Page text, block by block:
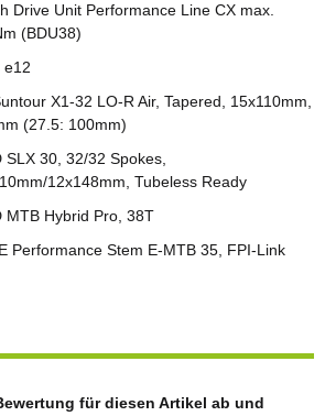
Drive Unit Performance Line CX max.
(BDU38)
e12
X1-32 LO-R Air, Tapered, 15x110mm,
(27.5: 100mm)
SLX 30, 32/32 Spokes,
12x148mm, Tubeless Ready
MTB Hybrid Pro, 38T
Performance Stem E-MTB 35, FPI-Link
für diesen Artikel ab und